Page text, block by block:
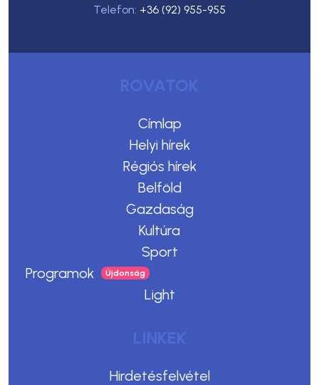
Telefon: +36 (92) 955-955
ROVATOK
Címlap
Helyi hírek
Régiós hírek
Belföld
Gazdaság
Kultúra
Sport
Programok
Light
LINKEK
Hirdetésfelvétel